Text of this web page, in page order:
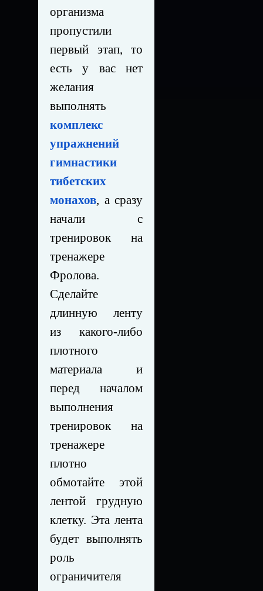
организма
пропустили
первый этап, то
есть у вас нет
желания
выполнять
комплекс
упражнений
гимнастики
тибетских
монахов, а сразу
начали с
тренировок на
тренажере
Фролова.
Сделайте
длинную ленту
из какого-либо
плотного
материала и
перед началом
выполнения
тренировок на
тренажере
плотно
обмотайте этой
лентой грудную
клетку. Эта лента
будет выполнять
роль
ограничителя